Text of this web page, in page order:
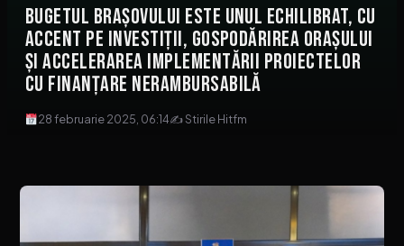
Bugetul Brașovului este unul echilibrat, cu
accent pe investiții, gospodărirea orașului
și accelerarea implementării proiectelor
cu finanțare nerambursabilă
28 februarie 2025, 06:14✍ Stirile Hitfm